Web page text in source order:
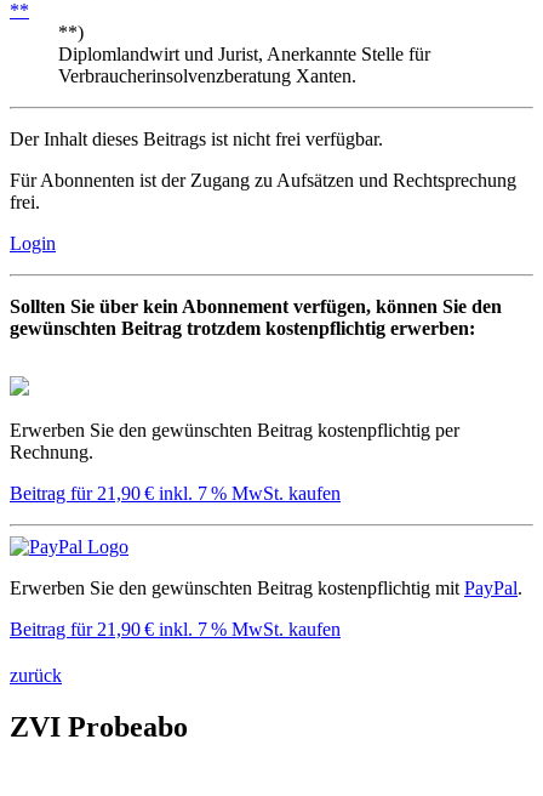
**
**)
Diplomlandwirt und Jurist, Anerkannte Stelle für
Verbraucherinsolvenzberatung Xanten.
Der Inhalt dieses Beitrags ist nicht frei verfügbar.
Für Abonnenten ist der Zugang zu Aufsätzen und Rechtsprechung
frei.
Login
Sollten Sie über kein Abonnement verfügen, können Sie den
gewünschten Beitrag trotzdem kostenpflichtig erwerben:
Erwerben Sie den gewünschten Beitrag kostenpflichtig per
Rechnung.
Beitrag für 21,90 € inkl. 7 % MwSt. kaufen
Erwerben Sie den gewünschten Beitrag kostenpflichtig mitPayPal.
Beitrag für 21,90 € inkl. 7 % MwSt. kaufen
zurück
ZVI Probeabo